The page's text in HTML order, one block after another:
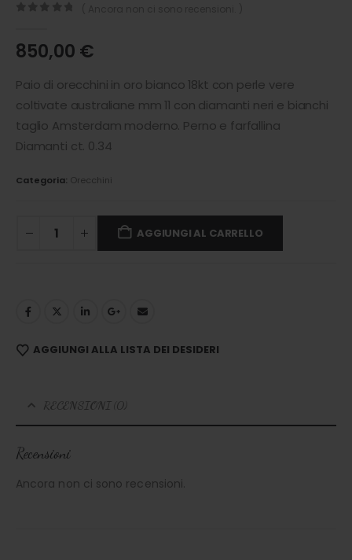
850,00 €
Paio di orecchini in oro bianco 18kt con perle vere
coltivate australiane mm 11 con diamanti neri e bianchi
taglio Amsterdam moderno. Perno e farfallina
Diamanti ct. 0.34
Categoria: Orecchini
AGGIUNGI AL CARRELLO
AGGIUNGI ALLA LISTA DEI DESIDERI
RECENSIONI (0)
Recensioni
Ancora non ci sono recensioni.